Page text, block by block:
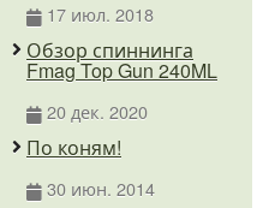
17 июл. 2018
Обзор спиннинга
Fmag Top Gun 240ML
20 дек. 2020
По коням!
30 июн. 2014